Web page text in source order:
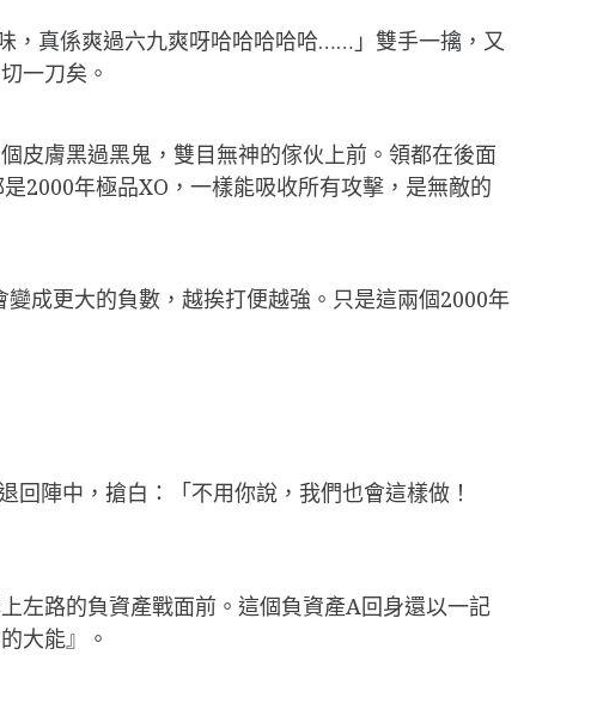
，真係爽過六九爽呀哈哈哈哈哈……」雙手一擒，又
一刀矣。
皮膚黑過黑鬼，雙目無神的傢伙上前。領都在後面
2000年極品XO，一樣能吸收所有攻擊，是無敵的
成更大的負數，越挨打便越強。只是這兩個2000年
陣中，搶白：「不用你說，我們也會這樣做！
左路的負資產戰面前。這個負資產A回身還以一記
大能』。